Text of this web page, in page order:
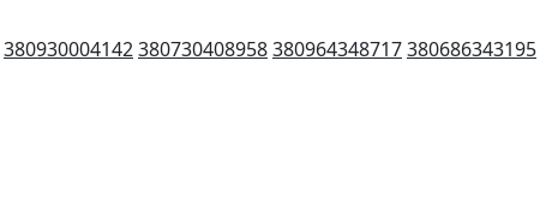
380930004142380730408958380964348717380686343195